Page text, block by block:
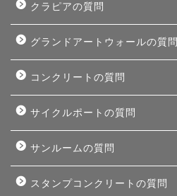
クラピアの質問
グランドアートウォールの質問
コンクリートの質問
サイクルポートの質問
サンルームの質問
スタンプコンクリートの質問